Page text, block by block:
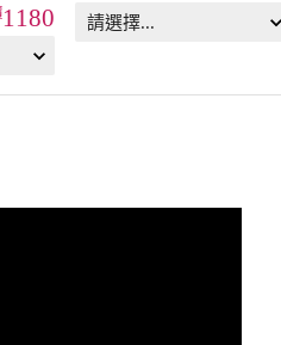
1180